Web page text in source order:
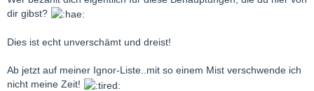
dir gibst?
Dies ist echt unverschämt und dreist!
Ab jetzt auf meiner Ignor-Liste..mit so einem Mist verschwende ich
nicht meine Zeit!